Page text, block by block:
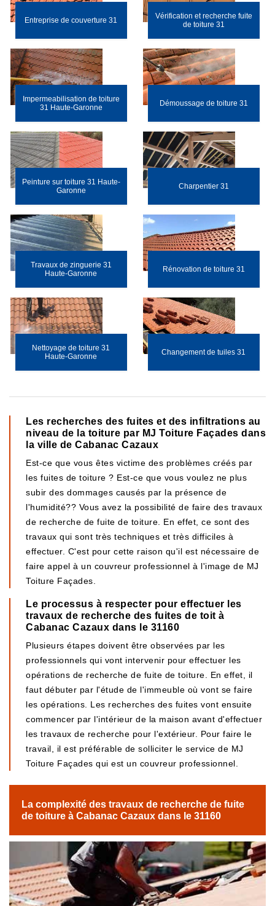
Entreprise de couverture 31
Vérification et recherche fuite
de toiture 31
Impermeabilisation de toiture
31 Haute-Garonne
Démoussage de toiture 31
Peinture sur toiture 31 Haute-
Garonne
Charpentier 31
Travaux de zinguerie 31
Haute-Garonne
Rénovation de toiture 31
Nettoyage de toiture 31
Haute-Garonne
Changement de tuiles 31
Les recherches des fuites et des infiltrations au
niveau de la toiture par MJ Toiture Façades dans
la ville de Cabanac Cazaux
Est-ce que vous êtes victime des problèmes créés par
les fuites de toiture ? Est-ce que vous voulez ne plus
subir des dommages causés par la présence de
l'humidité?? Vous avez la possibilité de faire des travaux
de recherche de fuite de toiture. En effet, ce sont des
travaux qui sont très techniques et très difficiles à
effectuer. C'est pour cette raison qu'il est nécessaire de
faire appel à un couvreur professionnel à l'image de MJ
Toiture Façades.
Le processus à respecter pour effectuer les
travaux de recherche des fuites de toit à
Cabanac Cazaux dans le 31160
Plusieurs étapes doivent être observées par les
professionnels qui vont intervenir pour effectuer les
opérations de recherche de fuite de toiture. En effet, il
faut débuter par l'étude de l'immeuble où vont se faire
les opérations. Les recherches des fuites vont ensuite
commencer par l'intérieur de la maison avant d'effectuer
les travaux de recherche pour l'extérieur. Pour faire le
travail, il est préférable de solliciter le service de MJ
Toiture Façades qui est un couvreur professionnel.
La complexité des travaux de recherche de fuite
de toiture à Cabanac Cazaux dans le 31160